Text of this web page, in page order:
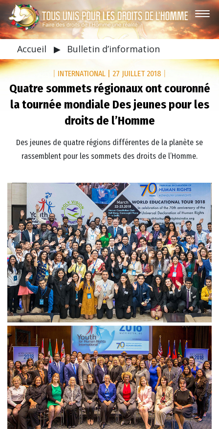
Accueil ▶ Bulletin d’information
INTERNATIONAL 27 JUILLET 2018
Quatre sommets régionaux ont couronné
la tournée mondiale Des jeunes pour les
droits de l’Homme
Des jeunes de quatre régions différentes de la planète se
rassemblent pour les sommets des droits de l’Homme.